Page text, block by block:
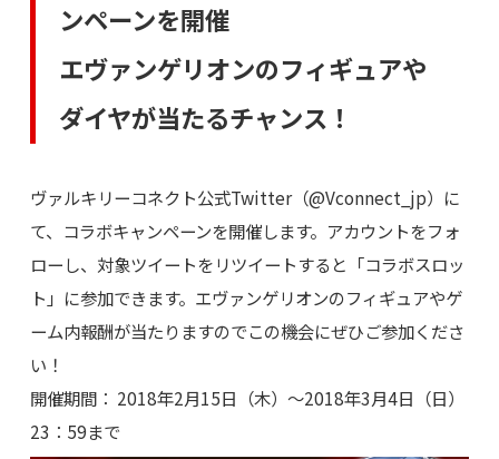
ンペーンを開催
エヴァンゲリオンのフィギュアや
ダイヤが当たるチャンス！
ヴァルキリーコネクト公式Twitter（@Vconnect_jp）に
て、コラボキャンペーンを開催します。アカウントをフォ
ローし、対象ツイートをリツイートすると「コラボスロッ
ト」に参加できます。エヴァンゲリオンのフィギュアやゲ
ーム内報酬が当たりますのでこの機会にぜひご参加くださ
い！
開催期間： 2018年2月15日（木）～2018年3月4日（日）
23：59まで